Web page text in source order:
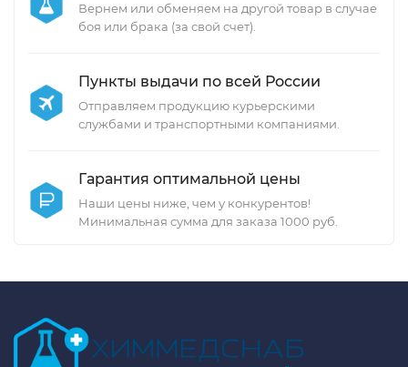
Вернем или обменяем на другой товар в случае
боя или брака (за свой счет).
Пункты выдачи по всей России
Отправляем продукцию курьерскими
службами и транспортными компаниями.
Гарантия оптимальной цены
Наши цены ниже, чем у конкурентов!
Минимальная сумма для заказа 1000 руб.